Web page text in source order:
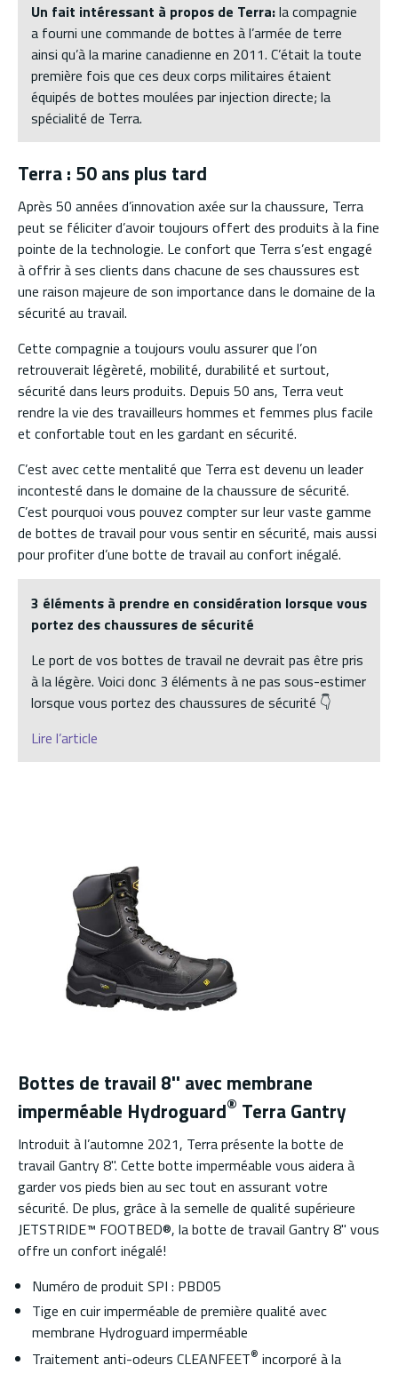
Un fait intéressant à propos de Terra:la compagnie
a fourni une commande de bottes à l’armée de terre
ainsi qu’à la marine canadienne en 2011. C’était la toute
première fois que ces deux corps militaires étaient
équipés de bottes moulées par injection directe; la
spécialité de Terra.
Terra : 50 ans plus tard
Après 50 années d’innovation axée sur la chaussure, Terra
peut se féliciter d’avoir toujours offert des produits à la fine
pointe de la technologie. Le confort que Terra s’est engagé
à offrir à ses clients dans chacune de ses chaussures est
une raison majeure de son importance dans le domaine de la
sécurité au travail.
Cette compagnie a toujours voulu assurer que l’on
retrouverait légèreté, mobilité, durabilité et surtout,
sécurité dans leurs produits. Depuis 50 ans, Terra veut
rendre la vie des travailleurs hommes et femmes plus facile
et confortable tout en les gardant en sécurité.
C’est avec cette mentalité que Terra est devenu un leader
incontesté dans le domaine de la chaussure de sécurité.
C’est pourquoi vous pouvez compter sur leur vaste gamme
de bottes de travail pour vous sentir en sécurité, mais aussi
pour profiter d’une botte de travail au confort inégalé.
3 éléments à prendre en considération lorsque vous
portez des chaussures de sécurité
Le port de vos bottes de travail ne devrait pas être pris
à la légère. Voici donc 3 éléments à ne pas sous-estimer
lorsque vous portez des chaussures de sécurité 👇
Lire l’article
Bottes de travail 8'' avec membrane
imperméable Hydroguard® Terra Gantry
Introduit à l’automne 2021, Terra présente la botte de
travail Gantry 8''. Cette botte imperméable vous aidera à
garder vos pieds bien au sec tout en assurant votre
sécurité. De plus, grâce à la semelle de qualité supérieure
JETSTRIDE™ FOOTBED®, la botte de travail Gantry 8'' vous
offre un confort inégalé!
Numéro de produit SPI : PBD05
Tige en cuir imperméable de première qualité avec
membrane Hydroguard imperméable
Traitement anti-odeurs CLEANFEET® incorporé à la